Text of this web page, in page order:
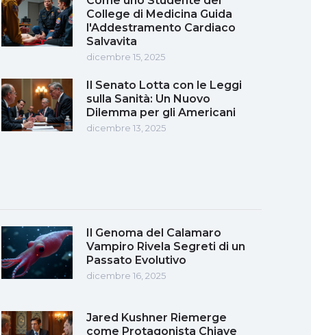
College di Medicina Guida
l'Addestramento Cardiaco
Salvavita
dicembre 15, 2025
Il Senato Lotta con le Leggi
sulla Sanità: Un Nuovo
Dilemma per gli Americani
dicembre 13, 2025
Il Genoma del Calamaro
Vampiro Rivela Segreti di un
Passato Evolutivo
dicembre 16, 2025
Jared Kushner Riemerge
come Protagonista Chiave